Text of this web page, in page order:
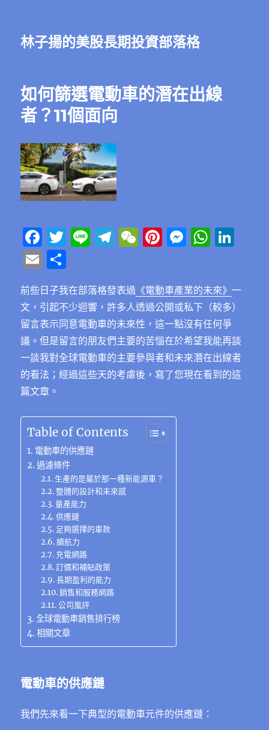
林子揚的美股長期投資部落格
如何篩選電動車的潛在出線
者？11個面向
F
a
c
e
b
o
o
k
T
te
r
Li T
g
r
a
m
W
h
at
Pi
re
st
M
e
n
g
er
W
s
A
p
p
e
d
I
n
E
ai
l
享
前些日子我在部落格發表過 《電動車產業的未來》一
文，引起不少迴響，許多人透過公開或私下（較多）
留言表示同意電動車的未來性，這一點沒有任何爭
議。但是留言的朋友們主要的苦惱在於希望我能再談
一談我對全球電動車的主要參與者和未來潛在出線者
的看法；經過這些天的考慮後，寫了您現在看到的這
篇文章。
Table of Contents
電動車的供應鏈
過濾條件
生產的是屬於那一種新能源車？
整體的設計和未來感
量產能力
供應鏈
足夠選擇的車款
續航力
充電網路
訂價和補貼政策
長期盈利的能力
銷售和服務網路
公司風評
全球電動車銷售排行榜
相關文章
電動車的供應鏈
我們先來看一下典型的電動車元件的供應鏈：